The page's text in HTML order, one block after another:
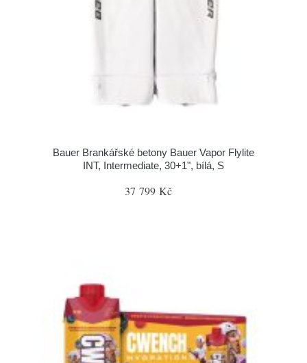
Bauer Brankářské betony Bauer Vapor Flylite
INT, Intermediate, 30+1", bílá, S
37 799 Kč